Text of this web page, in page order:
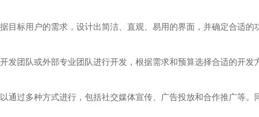
目标用户的需求，设计出简洁、直观、易用的界面，并确定合适
发团队或外部专业团队进行开发，根据需求和预算选择合适的开
通过多种方式进行，包括社交媒体宣传、广告投放和合作推广等